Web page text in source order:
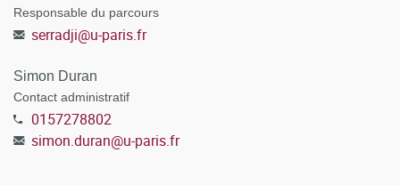
Responsable du parcours
serradji@u-paris.fr
Simon Duran
Contact administratif
0157278802
simon.duran@u-paris.fr